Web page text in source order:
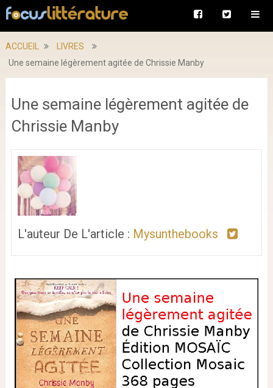
ACCUEIL
LIVRES
Une semaine légèrement agitée de Chrissie Manby
Une semaine légèrement agitée de
Chrissie Manby
L'auteur De L'article : Mysunthebooks